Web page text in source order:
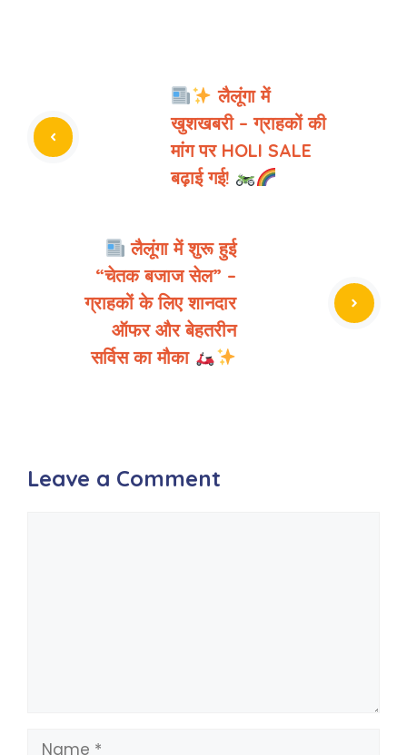
लैलूंगा में
खुशखबरी – ग्राहकों की
मांग पर HOLI SALE
बढ़ाई गई!
लैलूंगा में शुरू हुई
“चेतक बजाज सेल” –
ग्राहकों के लिए शानदार
ऑफर और बेहतरीन
सर्विस का मौका
Leave a Comment
Name